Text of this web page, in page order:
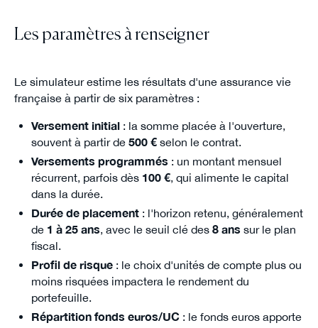
Les paramètres à renseigner
Le simulateur estime les résultats d'une assurance vie
française à partir de six paramètres :
Versement initial: la somme placée à l'ouverture,
souvent à partir de 500 €selon le contrat.
Versements programmés : un montant mensuel
récurrent, parfois dès 100 €, qui alimente le capital
dans la durée.
Durée de placement: l'horizon retenu, généralement
de 1 à 25 ans, avec le seuil clé des 8 ans sur le plan
fiscal.
Profil de risque: le choix d'unités de compte plus ou
moins risquées impactera le rendement du
portefeuille.
Répartition fonds euros/UC: le fonds euros apporte